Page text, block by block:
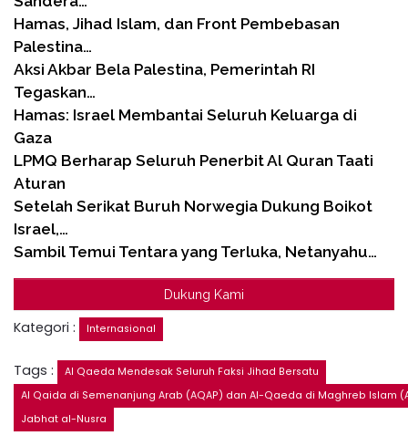
Hamas, Jihad Islam, dan Front Pembebasan
Palestina…
Aksi Akbar Bela Palestina, Pemerintah RI
Tegaskan…
Hamas: Israel Membantai Seluruh Keluarga di
Gaza
LPMQ Berharap Seluruh Penerbit Al Quran Taati
Aturan
Setelah Serikat Buruh Norwegia Dukung Boikot
Israel,…
Sambil Temui Tentara yang Terluka, Netanyahu…
Dukung Kami
Kategori : Internasional
Tags :
Al Qaeda Mendesak Seluruh Faksi Jihad Bersatu
Al Qaida di Semenanjung Arab (AQAP) dan Al-Qaeda di Maghreb Islam
Jabhat al-Nusra